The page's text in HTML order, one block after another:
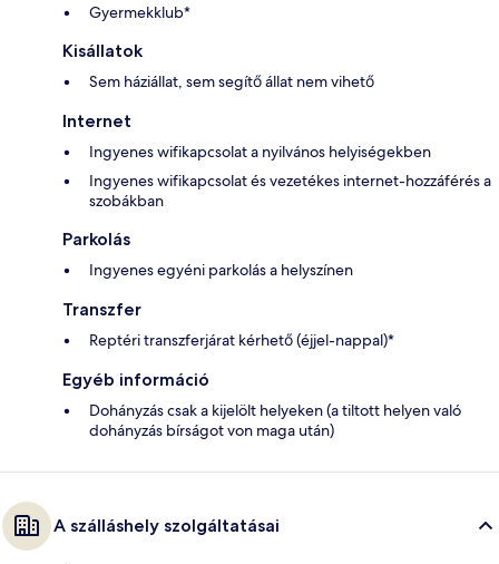
Gyermekklub*
Kisállatok
Sem háziállat, sem segítő állat nem vihető
Internet
Ingyenes wifikapcsolat a nyilvános helyiségekben
Ingyenes wifikapcsolat és vezetékes internet-hozzáférés a
szobákban
Parkolás
Ingyenes egyéni parkolás a helyszínen
Transzfer
Reptéri transzferjárat kérhető (éjjel-nappal)*
Egyéb információ
Dohányzás csak a kijelölt helyeken (a tiltott helyen való
dohányzás bírságot von maga után)
A szálláshely szolgáltatásai